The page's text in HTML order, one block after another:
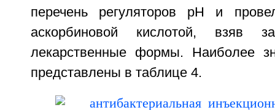
перечень регуляторов pH и
аскорбиновой кислотой,
лекарственные формы. Наиболее
представлены в таблице 4.